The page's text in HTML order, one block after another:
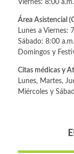
Viernes: 8:00
Área Asistencial
Lunes a Viernes:
Sábado: 8:00
Domingos y
Citas médicas y
Lunes, Martes,
Miércoles y